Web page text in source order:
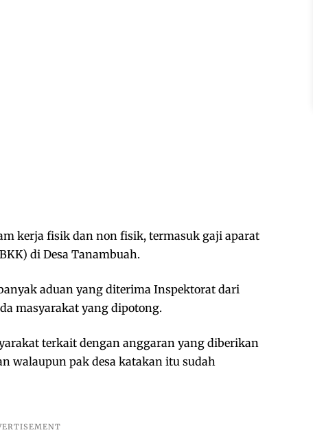
kerja fisik dan non fisik, termasuk gaji aparat
di Desa Tanambuah.
aduan yang diterima Inspektorat dari
masyarakat yang dipotong.
terkait dengan anggaran yang diberikan
walaupun pak desa katakan itu sudah